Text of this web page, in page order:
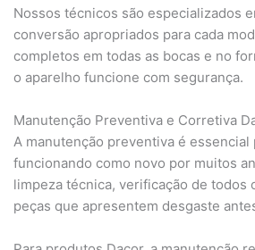
Nossos técnicos são especializados
conversão apropriados para cada
completos em todas as bocas e no
o aparelho funcione com segurança.
Manutenção Preventiva e Corretiva
A manutenção preventiva é
funcionando como novo por muitos
limpeza técnica, verificação de
peças que apresentem desgaste